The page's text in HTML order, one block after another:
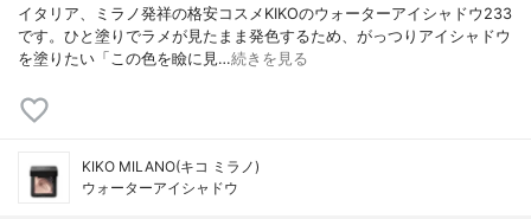
イタリア、ミラノ発祥の格安コスメKIKOのウォーターアイシャドウ233
です。ひと塗りでラメが見たまま発色するため、がっつりアイシャドウ
を塗りたい「この色を瞼に見…続きを見る
KIKO MILANO(キコ ミラノ)
ウォーターアイシャドウ